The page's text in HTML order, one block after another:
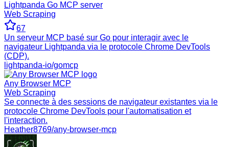
Lightpanda Go MCP server
Web Scraping
67
Un serveur MCP basé sur Go pour interagir avec le
navigateur Lightpanda via le protocole Chrome DevTools
(CDP).
lightpanda-io/gomcp
Any Browser MCP
Web Scraping
Se connecte à des sessions de navigateur existantes via le
protocole Chrome DevTools pour l'automatisation et
l'interaction.
Heather8769/any-browser-mcp